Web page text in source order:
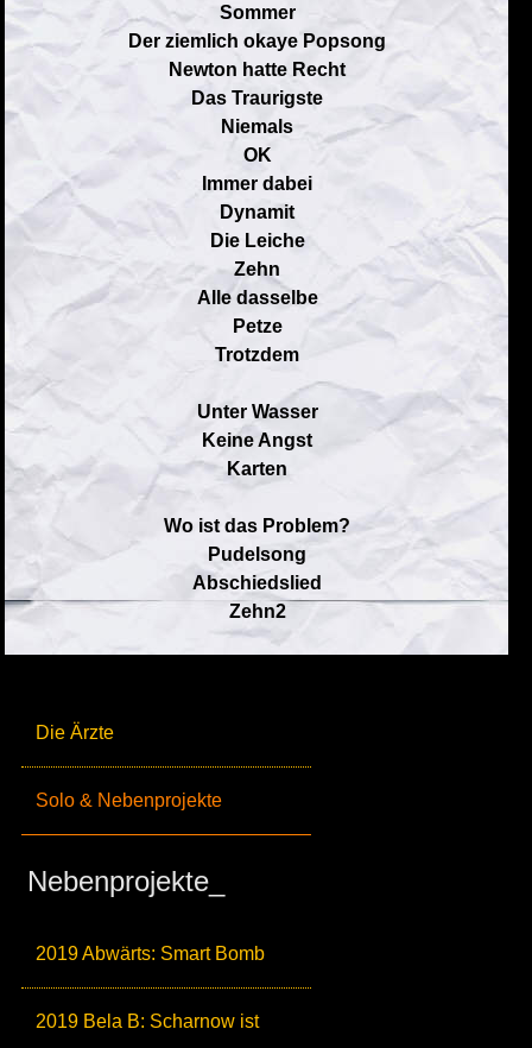
Die Ärzte
Solo & Nebenprojekte
Nebenprojekte_
2019 Abwärts: Smart Bomb
2019 Bela B: Scharnow ist
Sommer
Der ziemlich okaye Popsong
Newton hatte Recht
Das Traurigste
Niemals
OK
Immer dabei
Dynamit
Die Leiche
Zehn
Alle dasselbe
Petze
Trotzdem
Unter Wasser
Keine Angst
Karten
Wo ist das Problem?
Pudelsong
Abschiedslied
Zehn2